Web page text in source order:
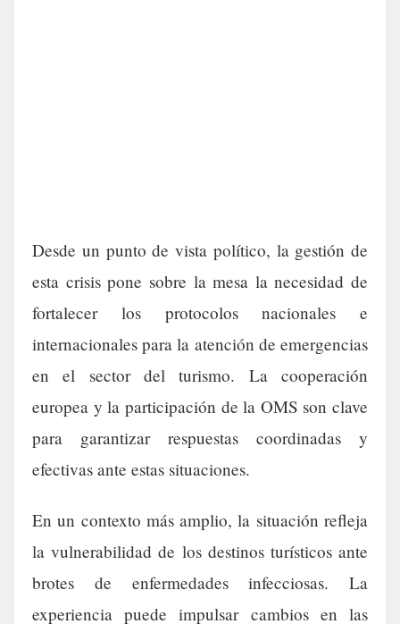
Desde un punto de vista político, la gestión de
esta crisis pone sobre la mesa la necesidad de
fortalecer los protocolos nacionales e
internacionales para la atención de emergencias
en el sector del turismo. La cooperación
europea y la participación de la OMS son clave
para garantizar respuestas coordinadas y
efectivas ante estas situaciones.
En un contexto más amplio, la situación refleja
la vulnerabilidad de los destinos turísticos ante
brotes de enfermedades infecciosas. La
experiencia puede impulsar cambios en las